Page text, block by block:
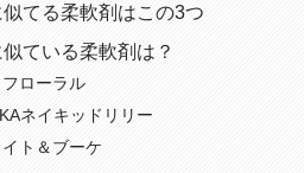
てる柔軟剤はこの3つ
ている柔軟剤は？
ローラル
ネイキッドリリー
ト＆ブーケ